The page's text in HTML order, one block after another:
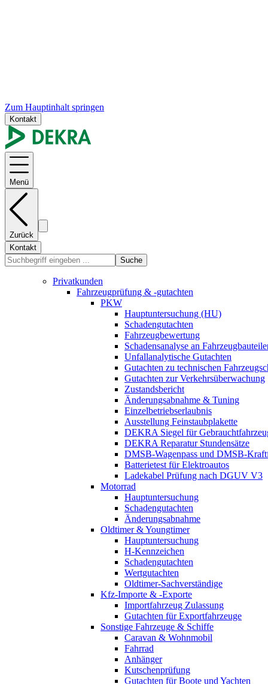
Zum Hauptinhalt springen
Kontakt
Menü
Zurück
Kontakt
Suche
Privatkunden
Fahrzeugprüfung & -gutachten
PKW
Hauptuntersuchung (HU)
Schadengutachten
Fahrzeugbewertung
Schadensanalyse an
Unfallanalytische Gutachten
Gutachten zu technischen
Gutachten zur Verkehrsüberwachung
Zustandsbericht
Änderungsabnahme & Tuning
Einzelbetriebserlaubnis
Ausstellung Feinstaubplakette
DEKRA Siegel für
DEKRA Reparatur Stundensätze
DMSB-Wagenpass und DMSB-
Batterietest für Elektroautos
Ladekabel Prüfung nach DGUV V3
Motorrad
Hauptuntersuchung
Schadengutachten
Änderungsabnahme
Oldtimer & Youngtimer
Hauptuntersuchung
H-Kennzeichen
Schadengutachten
Wertgutachten
Oldtimer-Sachverständige
Kfz-Importe & -Exporte
Importfahrzeug Zulassung
Gutachten für Exportfahrzeuge
Sonstige Fahrzeuge & Schiffe
Caravan & Wohnmobil
Fahrrad
Anhänger
Kutschenprüfung
Gutachten für Boote und Yachten